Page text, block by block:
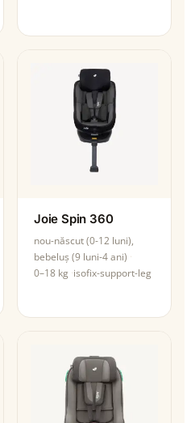
Joie Spin 360
nou-născut (0-12 luni),
bebeluș (9 luni-4 ani)
0–18 kg isofix-support-leg